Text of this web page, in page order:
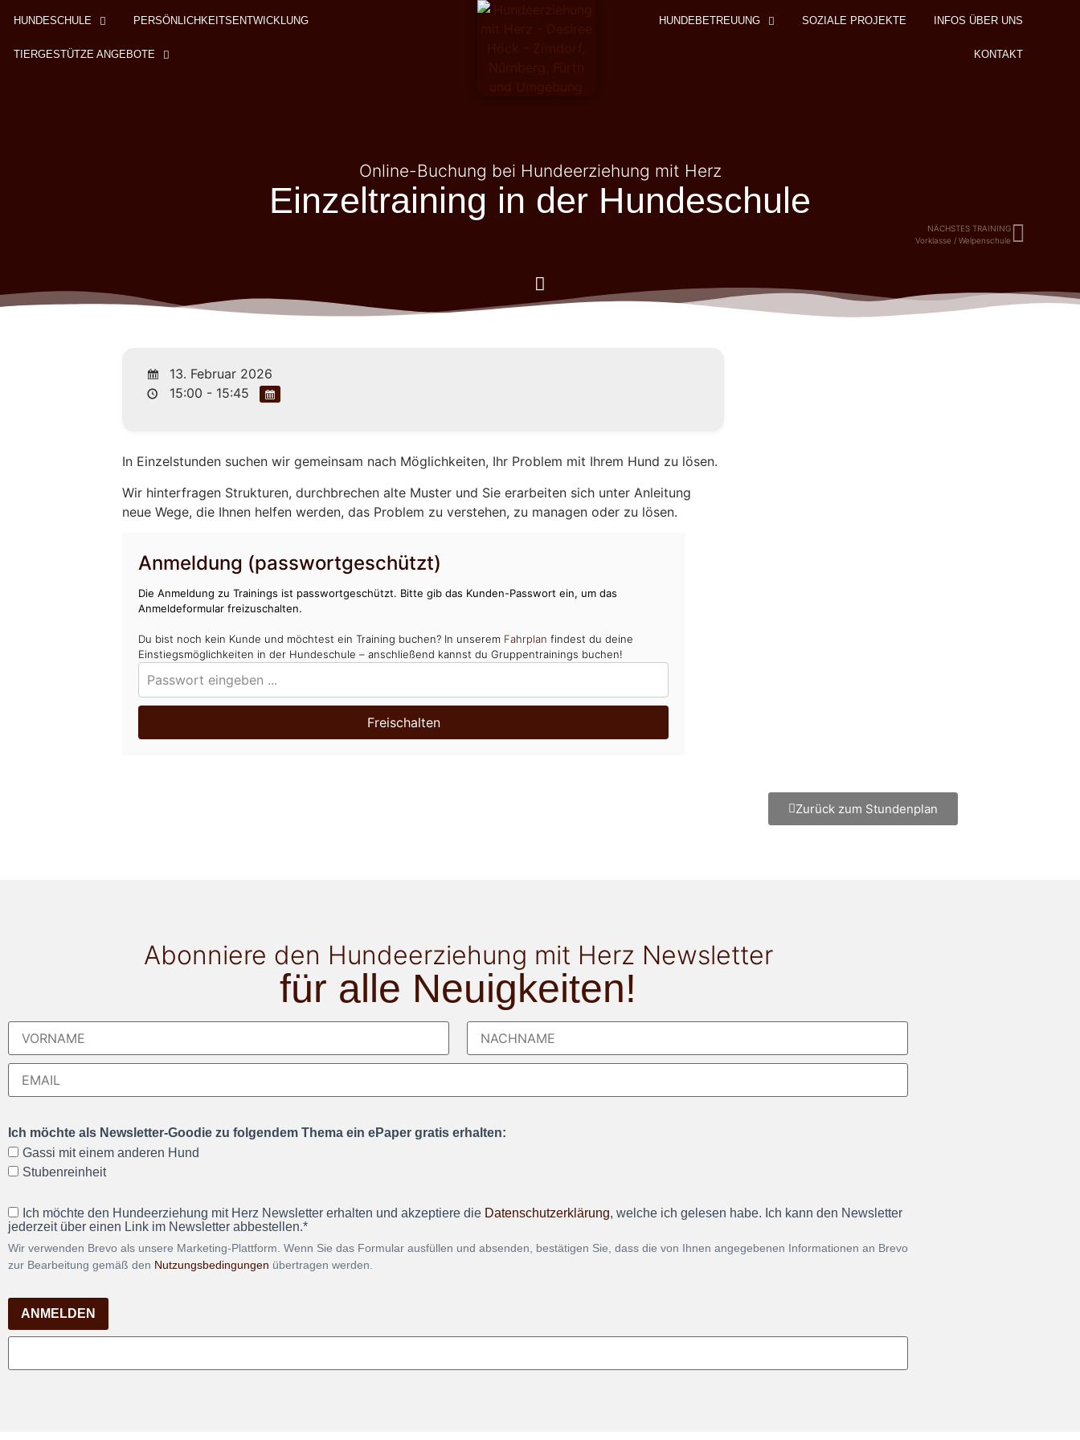
HUNDESCHULE PERSÖNLICHKEITSENTWICKLUNG
TIERGESTÜTZE ANGEBOTE
HUNDEBETREUUNG SOZIALE PROJEKTE INFOS ÜBER UNS
KONTAKT
Online-Buchung bei Hundeerziehung mit Herz
Einzeltraining in der Hundeschule
NÄCHSTES TRAINING
Vorklasse / Welpenschule
13. Februar 2026
15:00 - 15:45
In Einzelstunden suchen wir gemeinsam nach Möglichkeiten, Ihr Problem mit Ihrem Hund zu lösen.
Wir hinterfragen Strukturen, durchbrechen alte Muster und Sie erarbeiten sich unter Anleitung
neue Wege, die Ihnen helfen werden, das Problem zu verstehen, zu managen oder zu lösen.
Anmeldung (passwortgeschützt)
Die Anmeldung zu Trainings ist passwortgeschützt. Bitte gib das Kunden-Passwort ein, um das
Anmeldeformular freizuschalten.
Du bist noch kein Kunde und möchtest ein Training buchen? In unserem Fahrplan findest du deine
Einstiegsmöglichkeiten in der Hundeschule – anschließend kannst du Gruppentrainings buchen!
Freischalten
Zurück zum Stundenplan
Abonniere den Hundeerziehung mit Herz Newsletter
für alle Neuigkeiten!
Ich möchte als Newsletter-Goodie zu folgendem Thema ein ePaper gratis erhalten:
Gassi mit einem anderen Hund
Stubenreinheit
Ich möchte den Hundeerziehung mit Herz Newsletter erhalten und akzeptiere die Datenschutzerklärung, welche ich gelesen habe. Ich kann den Newsletter
jederzeit über einen Link im Newsletter abbestellen.*
Wir verwenden Brevo als unsere Marketing-Plattform. Wenn Sie das Formular ausfüllen und absenden, bestätigen Sie, dass die von Ihnen angegebenen Informationen an Brevo
zur Bearbeitung gemäß den Nutzungsbedingungen übertragen werden.
ANMELDEN